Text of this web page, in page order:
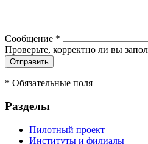
Сообщение *
Проверьте, корректно ли вы
* Обязательные поля
Разделы
Пилотный проект
Институты и филиалы